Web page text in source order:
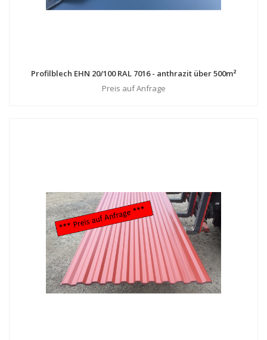
Profilblech EHN 20/100 RAL 7016 - anthrazit über 500m²
Preis auf Anfrage